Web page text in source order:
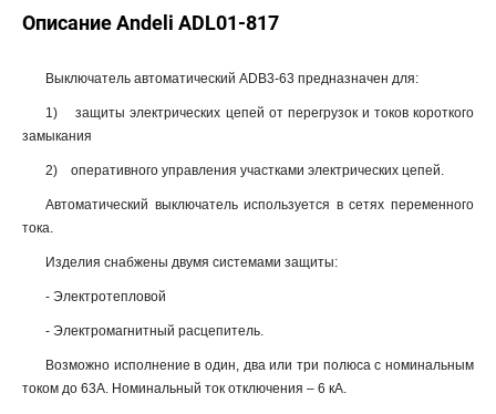
Описание Andeli ADL01-817
Выключатель автоматический ADB3-63 предназначен для:
1) защиты электрических цепей от перегрузок и токов короткого
замыкания
2) оперативного управления участками электрических цепей.
Автоматический выключатель используется в сетях переменного
тока.
Изделия снабжены двумя системами защиты:
- Электротепловой
- Электромагнитный расцепитель.
Возможно исполнение в один, два или три полюса с номинальным
током до 63А. Номинальный ток отключения – 6 кА.